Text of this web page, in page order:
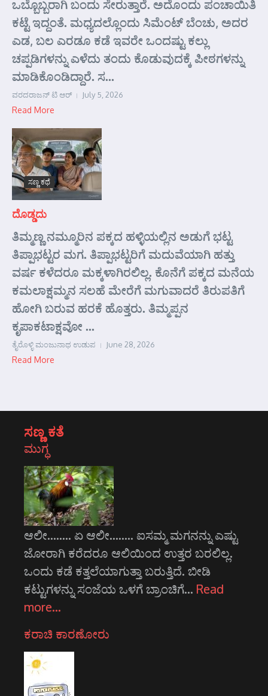
ಒಬ್ಬೊಬ್ಬರಾಗಿ ಬಂದು ಸೇರುತ್ತಾರೆ. ಅದೊಂದು ಪಂಚಾಯಿತಿ
ಕಟ್ಟೆ ಇದ್ದಂತೆ. ಮಧ್ಯದಲ್ಲೊಂದು ಸಿಮೆಂಟ್ ಬೆಂಚು, ಅದರ
ಎಡ, ಬಲ ಎರಡೂ ಕಡೆ ಇವರೇ ಒಂದಷ್ಟು ಕಲ್ಲು
ಚಪ್ಪಡಿಗಳನ್ನು ಎಳೆದು ತಂದು ಕೊಡುವುದಕ್ಕೆ ಪೀಠಗಳನ್ನು
ಮಾಡಿಕೊಂಡಿದ್ದಾರೆ. ಸ...
ವರದರಾಜನ್ ಟಿ ಆರ್ July 5, 2026
Read More
ಸಣ್ಣ ಕಥೆ
ದೊಡ್ಡದು
ತಿಮ್ಮಣ್ಣ ನಮ್ಮೂರಿನ ಪಕ್ಕದ ಹಳ್ಳಿಯಲ್ಲಿನ ಅಡುಗೆ ಭಟ್ಟ
ತಿಪ್ಪಾಭಟ್ಟರ ಮಗ. ತಿಪ್ಪಾಭಟ್ಟರಿಗೆ ಮದುವೆಯಾಗಿ ಹತ್ತು
ವರ್ಷ ಕಳೆದರೂ ಮಕ್ಕಳಾಗಿರಲಿಲ್ಲ. ಕೊನೆಗೆ ಪಕ್ಕದ ಮನೆಯ
ಕಮಲಾಕ್ಷಮ್ಮನ ಸಲಹೆ ಮೇರೆಗೆ ಮಗುವಾದರೆ ತಿರುಪತಿಗೆ
ಹೋಗಿ ಬರುವ ಹರಕೆ ಹೊತ್ತರು. ತಿಮ್ಮಪ್ಪನ
ಕೃಪಾಕಟಾಕ್ಷವೋ ...
ತೈರೊಳ್ಳಿ ಮಂಜುನಾಥ ಉಡುಪ June 28, 2026
Read More
ಸಣ್ಣ ಕತೆ
ಮುಗ್ಧ
ಆಲೀ........ ಏ ಆಲೀ........ ಐಸಮ್ಮ ಮಗನನ್ನು ಎಷ್ಟು
ಜೋರಾಗಿ ಕರೆದರೂ ಆಲಿಯಿಂದ ಉತ್ತರ ಬರಲಿಲ್ಲ.
ಒಂದು ಕಡೆ ಕತ್ತಲೆಯಾಗುತ್ತಾ ಬರುತ್ತಿದೆ. ಬೀಡಿ
ಕಟ್ಟುಗಳನ್ನು ಸಂಜೆಯ ಒಳಗೆ ಬ್ರಾಂಚಿಗೆ… Read
more…
ಕರಾಚಿ ಕಾರಣೋರು